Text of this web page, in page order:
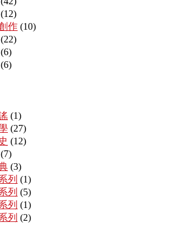
(12)
作 (10)
(22)
(6)
(6)
(1)
(27)
(12)
(7)
(3)
列 (1)
列 (5)
列 (1)
列 (2)